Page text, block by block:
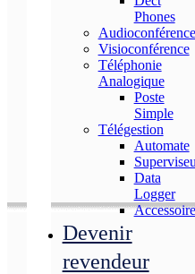
Phones
Audioconférence
Visioconférence
Téléphonie
Analogique
Poste
Simple
Télégestion
Automate
Data
Logger
Devenir
revendeur